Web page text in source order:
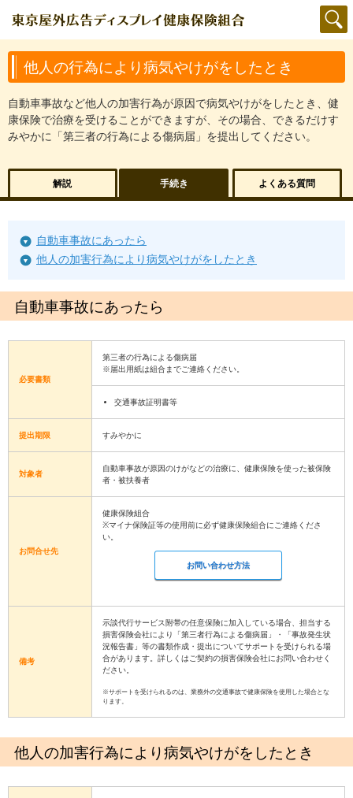
他人の行為により病気やけがをしたとき
自動車事故など他人の加害行為が原因で病気やけがをしたとき、健
康保険で治療を受けることができますが、その場合、できるだけす
みやかに「第三者の行為による傷病届」を提出してください。
解説 手続き よくある質問
自動車事故にあったら
他人の加害行為により病気やけがをしたとき
自動車事故にあったら
必要書類
第三者の行為による傷病届
※届出用紙は組合までご連絡ください。
交通事故証明書等
提出期限 すみやかに
対象者
自動車事故が原因のけがなどの治療に、健康保険を使った被保険
者・被扶養者
お問合せ先
健康保険組合
※マイナ保険証等の使用前に必ず健康保険組合にご連絡くださ
い。
お問い合わせ方法
備考
示談代行サービス附帯の任意保険に加入している場合、担当する
損害保険会社により「第三者行為による傷病届」・「事故発生状
況報告書」等の書類作成・提出についてサポートを受けられる場
合があります。詳しくはご契約の損害保険会社にお問い合わせく
ださい。
※サポートを受けられるのは、業務外の交通事故で健康保険を使用した場合とな
ります。
他人の加害行為により病気やけがをしたとき